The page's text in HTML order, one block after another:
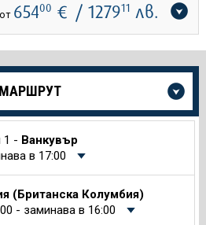
от 65400 € / 127911 лв.
МАРШРУТ
1 - Ванкувър
в 17:00
(Британска Колумбия)
- заминава в 16:00